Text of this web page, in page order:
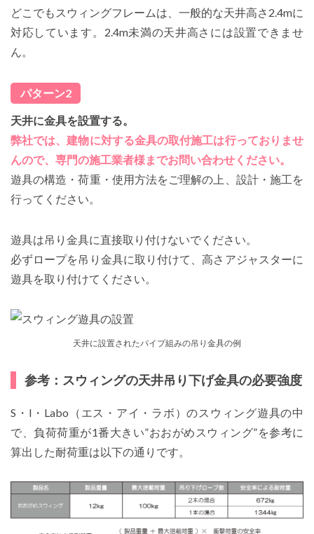
どこでもスウィングフレームは、一般的な天井高さ2.4mに
対応しています。2.4m未満の天井高さには設置できませ
ん。
パターン2
天井に金具を設置する。
弊社では、建物に対する金具の取付施工は行っておりませ
んので、専門の施工業者様までお問い合わせください。
遊具の構造・荷重・使用方法をご理解の上、設計・施工を
行ってください。
遊具は吊り金具に直接取り付けないでください。
必ずロープを吊り金具に取り付けて、高さアジャスターに
遊具を取り付けてください。
天井に設置されたパイプ組みの吊り金具の例
参考：スウィングの天井吊り下げ金具の必要強度
S・I・Labo（エス・アイ・ラボ）のスウィング遊具の中
で、負荷荷重が1番大きい”おおがめスウィング”を参考に
算出した耐荷重は以下の通りです。